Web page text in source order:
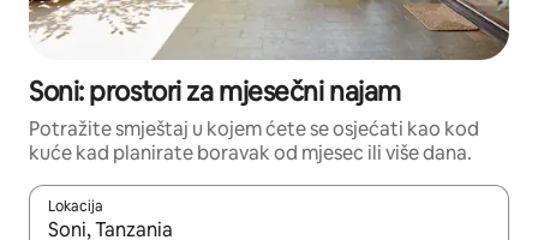
Soni: prostori za mjesečni najam
Potražite smještaj u kojem ćete se osjećati kao kod
kuće kad planirate boravak od mjesec ili više dana.
Lokacija
Kada budu dostupni rezultati, moći ćete ih pregledati